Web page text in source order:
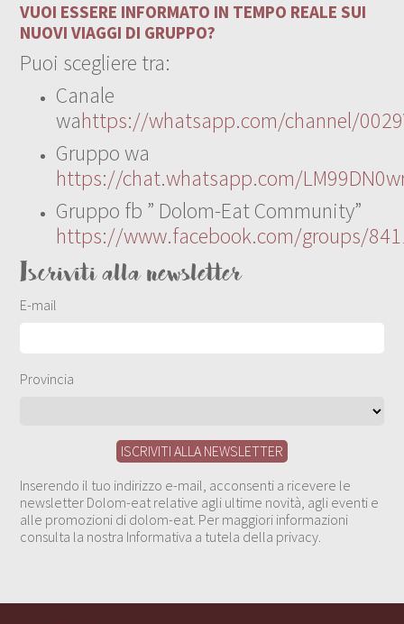
VUOI ESSERE INFORMATO IN TEMPO REALE SUI
NUOVI VIAGGI DI GRUPPO?
Puoi scegliere tra:
Canale
wahttps://whatsapp.com/channel/
Gruppo wa
https://chat.whatsapp.com/
Gruppo fb ” Dolom-Eat Community”
https://www.facebook.com/groups/
Iscriviti alla newsletter
E-mail
Provincia
Inserendo il tuo indirizzo e-mail, acconsenti a ricevere le
newsletter Dolom-eat relative agli ultime novità, agli eventi e
alle promozioni di dolom-eat. Per maggiori informazioni
consulta la nostra Informativa a tutela della privacy.